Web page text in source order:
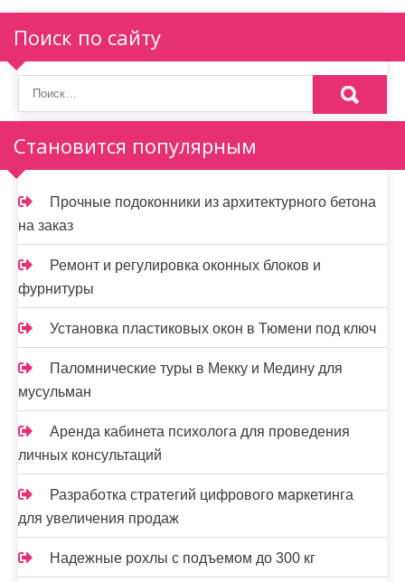
п
о
з
а
п
и
с
я
м
Поиск по сайту
Становится популярным
Прочные подоконники из архитектурного бетона
на заказ
Ремонт и регулировка оконных блоков и
фурнитуры
Установка пластиковых окон в Тюмени под ключ
Паломнические туры в Мекку и Медину для
мусульман
Аренда кабинета психолога для проведения
личных консультаций
Разработка стратегий цифрового маркетинга
для увеличения продаж
Надежные рохлы с подъемом до 300 кг